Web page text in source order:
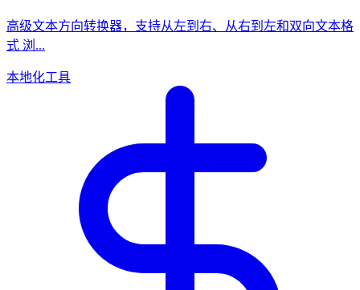
高级文本方向转换器，支持从左到右、从右到左和双向文本格
式 浏...
本地化工具